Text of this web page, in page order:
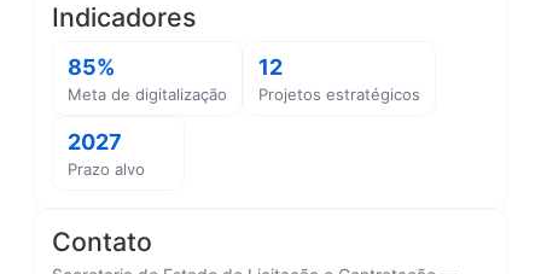
Indicadores
85%
Meta de digitalização
12
Projetos estratégicos
2027
Prazo alvo
Contato